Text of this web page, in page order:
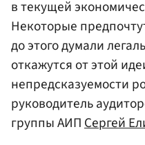
в текущей
Некоторые
до этого думали
откажутся от этой
непредсказуемости
руководитель
группы АИПСергей